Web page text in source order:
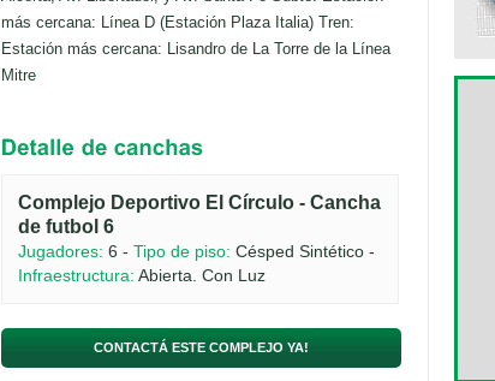
más cercana: Línea D (Estación Plaza Italia) Tren:
Estación más cercana: Lisandro de La Torre de la Línea
Mitre
Complejo Deportivo El Círculo - Cancha
de futbol 6
Jugadores: 6 - Tipo de piso: Césped Sintético -
Infraestructura: Abierta. Con Luz
CONTACTÁ ESTE COMPLEJO YA!